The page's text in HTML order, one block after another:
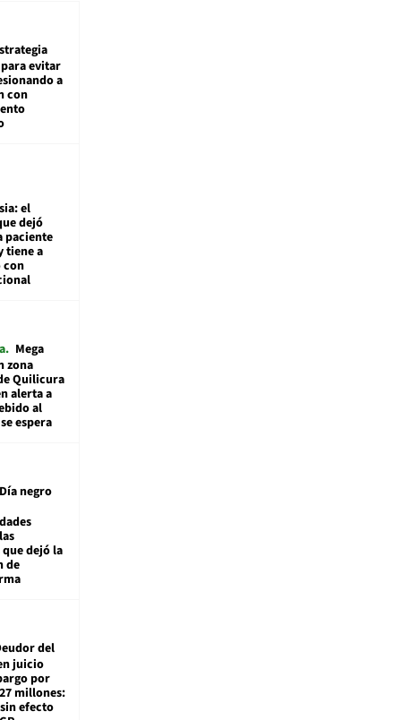
evitar
a
con
el
dejó
paciente
tiene a
con
Mega
zona
Quilicura
alerta a
al
espera
negro
dejó la
de
del
juicio
por
millones:
efecto